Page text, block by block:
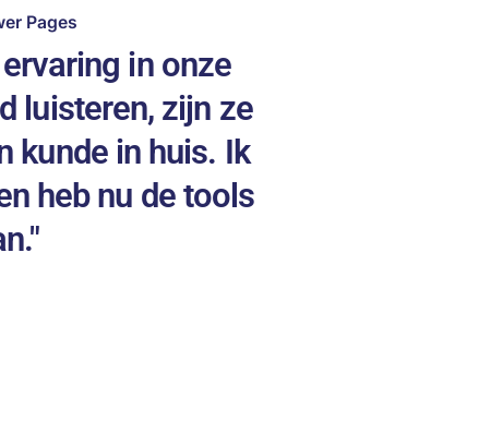
Pages
in onze
luisteren, zijn ze
kunde in huis. Ik
heb nu de tools